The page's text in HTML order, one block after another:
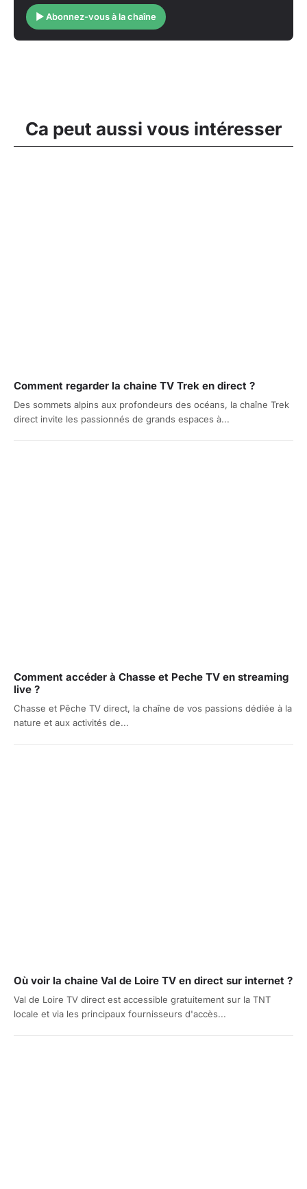
▶ Abonnez-vous à la chaîne
Ca peut aussi vous intéresser
Comment regarder la chaine TV Trek en direct ?
Des sommets alpins aux profondeurs des océans, la chaîne Trek
direct invite les passionnés de grands espaces à...
Comment accéder à Chasse et Peche TV en streaming
live ?
Chasse et Pêche TV direct, la chaîne de vos passions dédiée à la
nature et aux activités de...
Où voir la chaine Val de Loire TV en direct sur internet ?
Val de Loire TV direct est accessible gratuitement sur la TNT
locale et via les principaux fournisseurs d'accès...